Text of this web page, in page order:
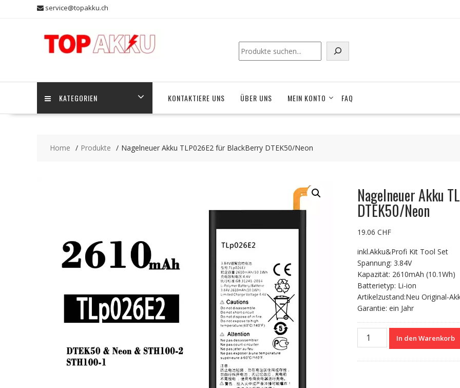
service@topakku.ch
Suchen
KATEGORIEN KONTAKTIERE UNS ÜBER UNS MEIN KONTO FAQ
Home Produkte Nagelneuer Akku TLP026E2 für BlackBerry DTEK50/Neon
Nagelneuer Akku
DTEK50/Neon
19.06 CHF
inkl.Akku&Profi Kit Tool Set
Spannung: 3.84V
Kapazität: 2610mAh (10.1Wh)
Batterietyp: Li-ion
Artikelzustand:Neu Original-
Garantie: ein Jahr
Nagelneuer
Akku
In den Warenkorb